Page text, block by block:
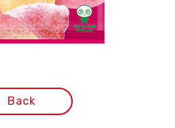
Back